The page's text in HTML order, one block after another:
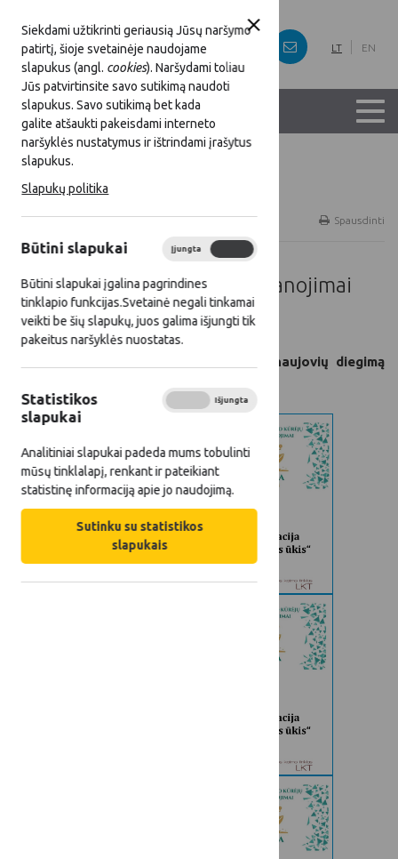
Siekdami užtikrinti geriausią Jūsų naršymo
patirtį, šioje svetainėje naudojame
slapukus (angl. cookies). Naršydami toliau
Jūs patvirtinsite savo sutikimą naudoti
slapukus. Savo sutikimą bet kada
galite atšaukti pakeisdami interneto
naršyklės nustatymus ir ištrindami įrašytus
slapukus.
Slapukų politika
Būtini slapukai Įjungta
Būtini slapukai įgalina pagrindines
tinklapio funkcijas.Svetainė negali tinkamai
veikti be šių slapukų, juos galima išjungti tik
pakeitus naršyklės nuostatas.
Statistikos
slapukai
Išjungta
Analitiniai slapukai padeda mums tobulinti
mūsų tinklalapį, renkant ir pateikiant
statistinę informaciją apie jo naudojimą.
Sutinku su statistikos
slapukais
LT EN
Titulinis
Ateities kaimo kūrėjų apdovanojimai (AKKA)
Spausdinti
Ateities kaimo kūrėjų apdovanojimai
(AKKA) 2023 m.
„Pažangus ūkis“ – apdovanojimas už naujovių diegimą